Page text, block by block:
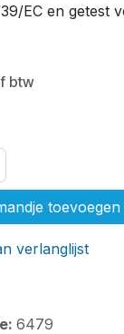
EC en getest
btw
toevoegen
verlanglijst
6479